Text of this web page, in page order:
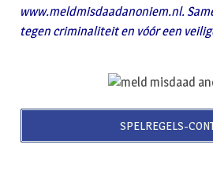
www.meldmisdaadanoniem.nl.
tegen criminaliteit en vóór een
SPELREGELS-